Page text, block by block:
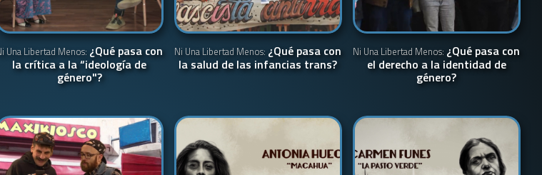
Una Libertad Menos: ¿Qué pasa con
la crítica a la “ideología de
género"?
Ni Una Libertad Menos: ¿Qué pasa con
la salud de las infancias trans?
Ni Una Libertad Menos: ¿Qué pasa con
el derecho a la identidad de
género?